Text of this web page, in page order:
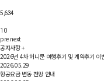
5,634
10
pre next
공지사항+
2026년 4차 허니문 여행후기 및 계약후기 이
2026.05.29
항공요금 변동 전망 안내